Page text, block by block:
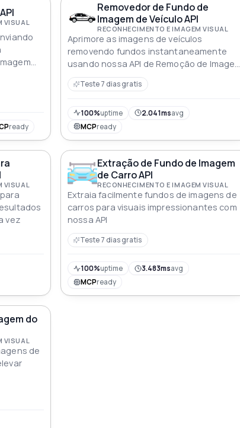
VISUAL
ready
Removedor de Fundo de
Imagem de Veículo API
RECONHECIMENTO E IMAGEM VISUAL
Aprimore as imagens de veículos
removendo fundos instantaneamente
usando nossa API de Remoção de Imagem
de Veículos
Teste 7 dias gratis
100%uptime 2.041msavg
MCPready
VISUAL
vez
Extração de Fundo de Imagem
de Carro API
RECONHECIMENTO E IMAGEM VISUAL
Extraia facilmente fundos de imagens de
carros para visuais impressionantes com
nossa API
Teste 7 dias gratis
100%uptime 3.483msavg
MCPready
do
VISUAL
de